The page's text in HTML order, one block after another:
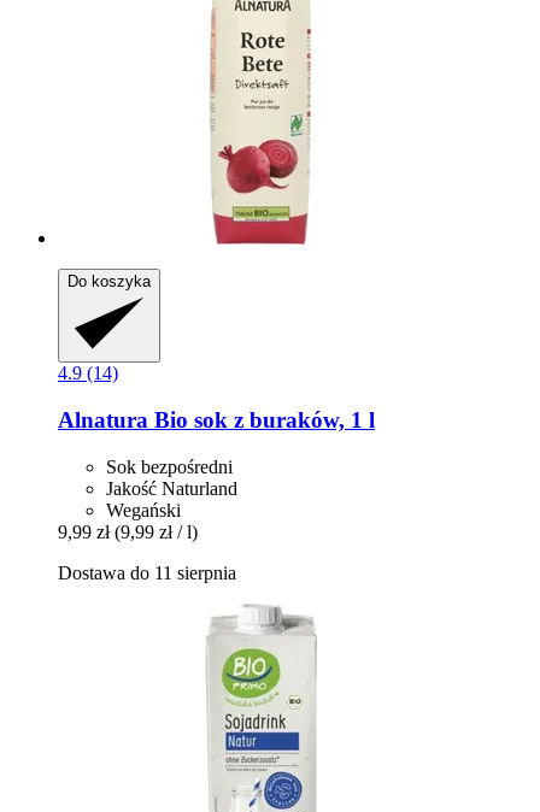
Do koszyka
4.9 (14)
Alnatura Bio sok z buraków, 1 l
Sok bezpośredni
Jakość Naturland
Wegański
9,99 zł (9,99 zł / l)
Dostawa do 11 sierpnia